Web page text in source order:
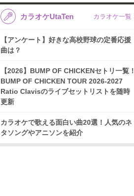
カラオケUtaTen カラオケ一覧
【アンケート】好きな高校野球の定番応援
曲は？
【2026】BUMP OF CHICKENセトリ一覧！
BUMP OF CHICKEN TOUR 2026-2027
Ratio Clavisのライブセットリストを随時
更新
カラオケで歌える面白い曲20選！人気のネ
タソングやアニソンを紹介